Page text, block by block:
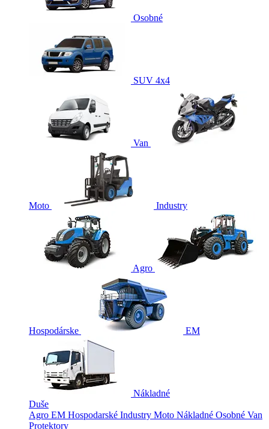
Osobné
SUV 4x4
Van
Moto Industry
Agro
Hospodárske EM
Nákladné
Duše
Agro EM Hospodarské Industry Moto Nákladné Osobné Van
Protektory